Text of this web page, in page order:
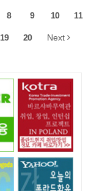
8 9 10 11
19 20 Next